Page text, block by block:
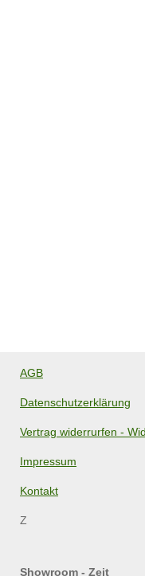
AGB
Datenschutzerklärung
Vertrag widerrurfen -
Impressum
Kontakt
Z
Showroom - Zeit